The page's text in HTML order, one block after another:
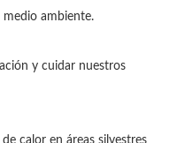
ambiente.
y cuidar nuestros
calor en áreas silvestres